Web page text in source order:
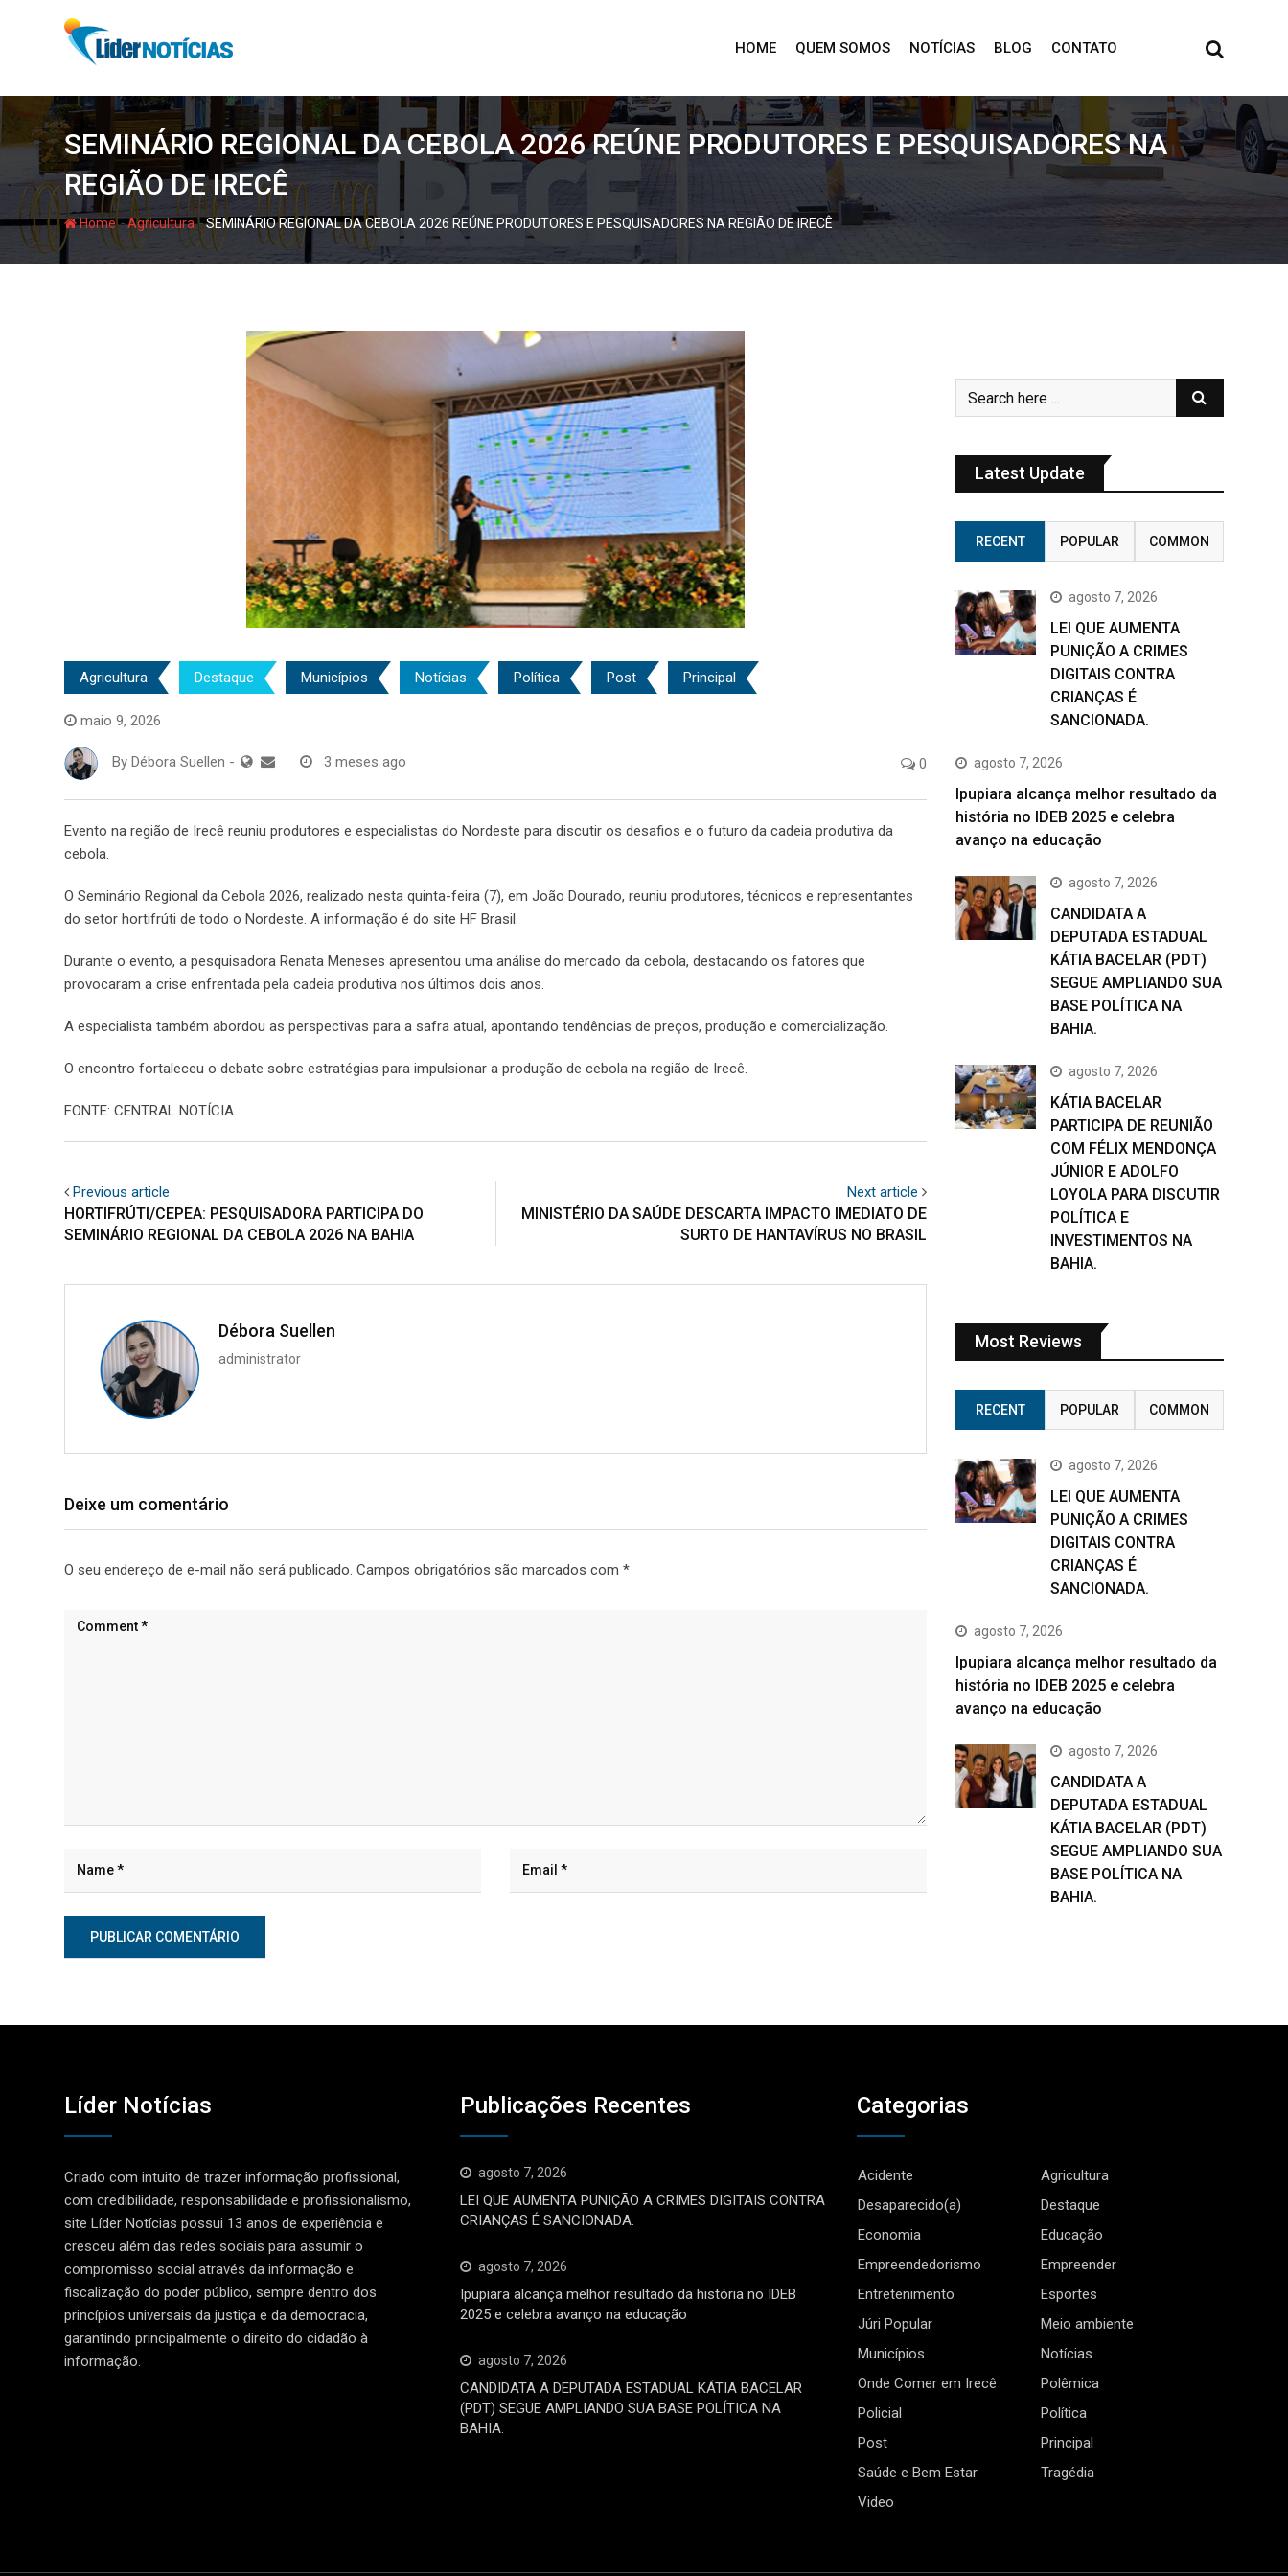
HOME QUEM SOMOS NOTÍCIAS BLOG CONTATO
SEMINÁRIO REGIONAL DA CEBOLA 2026 REÚNE PRODUTORES E PESQUISADORES NA
REGIÃO DE IRECÊ
Home-Agricultura-SEMINÁRIO REGIONAL DA CEBOLA 2026 REÚNE PRODUTORES E PESQUISADORES NA REGIÃO DE IRECÊ
Agricultura Destaque Municípios Notícias Política Post Principal
maio 9, 2026
By Débora Suellen - 3 meses ago 0
Evento na região de Irecê reuniu produtores e especialistas do Nordeste para discutir os desafios e o futuro da cadeia produtiva da
cebola.
O Seminário Regional da Cebola 2026, realizado nesta quinta-feira (7), em João Dourado, reuniu produtores, técnicos e representantes
do setor hortifrúti de todo o Nordeste. A informação é do site HF Brasil.
Durante o evento, a pesquisadora Renata Meneses apresentou uma análise do mercado da cebola, destacando os fatores que
provocaram a crise enfrentada pela cadeia produtiva nos últimos dois anos.
A especialista também abordou as perspectivas para a safra atual, apontando tendências de preços, produção e comercialização.
O encontro fortaleceu o debate sobre estratégias para impulsionar a produção de cebola na região de Irecê.
FONTE: CENTRAL NOTÍCIA
Previous article
HORTIFRÚTI/CEPEA: PESQUISADORA PARTICIPA DO
SEMINÁRIO REGIONAL DA CEBOLA 2026 NA BAHIA
Next article
MINISTÉRIO DA SAÚDE DESCARTA IMPACTO IMEDIATO DE
SURTO DE HANTAVÍRUS NO BRASIL
Débora Suellen
administrator
Deixe um comentário
O seu endereço de e-mail não será publicado. Campos obrigatórios são marcados com *
Latest Update
RECENT POPULAR COMMON
agosto 7, 2026
LEI QUE AUMENTA
PUNIÇÃO A CRIMES
DIGITAIS CONTRA
CRIANÇAS É
SANCIONADA.
agosto 7, 2026
Ipupiara alcança melhor resultado da
história no IDEB 2025 e celebra
avanço na educação
agosto 7, 2026
CANDIDATA A
DEPUTADA ESTADUAL
KÁTIA BACELAR (PDT)
SEGUE AMPLIANDO SUA
BASE POLÍTICA NA
BAHIA.
agosto 7, 2026
KÁTIA BACELAR
PARTICIPA DE REUNIÃO
COM FÉLIX MENDONÇA
JÚNIOR E ADOLFO
LOYOLA PARA DISCUTIR
POLÍTICA E
INVESTIMENTOS NA
BAHIA.
Most Reviews
RECENT POPULAR COMMON
agosto 7, 2026
LEI QUE AUMENTA
PUNIÇÃO A CRIMES
DIGITAIS CONTRA
CRIANÇAS É
SANCIONADA.
agosto 7, 2026
Ipupiara alcança melhor resultado da
história no IDEB 2025 e celebra
avanço na educação
agosto 7, 2026
CANDIDATA A
DEPUTADA ESTADUAL
KÁTIA BACELAR (PDT)
SEGUE AMPLIANDO SUA
BASE POLÍTICA NA
BAHIA.
Líder Notícias
Criado com intuito de trazer informação profissional,
com credibilidade, responsabilidade e profissionalismo,
site Líder Notícias possui 13 anos de experiência e
cresceu além das redes sociais para assumir o
compromisso social através da informação e
fiscalização do poder público, sempre dentro dos
princípios universais da justiça e da democracia,
garantindo principalmente o direito do cidadão à
informação.
Publicações Recentes
agosto 7, 2026
LEI QUE AUMENTA PUNIÇÃO A CRIMES DIGITAIS CONTRA
CRIANÇAS É SANCIONADA.
agosto 7, 2026
Ipupiara alcança melhor resultado da história no IDEB
2025 e celebra avanço na educação
agosto 7, 2026
CANDIDATA A DEPUTADA ESTADUAL KÁTIA BACELAR
(PDT) SEGUE AMPLIANDO SUA BASE POLÍTICA NA
BAHIA.
Categorias
Acidente
Agricultura
Desaparecido(a)
Destaque
Economia
Educação
Empreendedorismo
Empreender
Entretenimento
Esportes
Júri Popular
Meio ambiente
Municípios
Notícias
Onde Comer em Irecê
Polêmica
Policial
Política
Post
Principal
Saúde e Bem Estar
Tragédia
Video